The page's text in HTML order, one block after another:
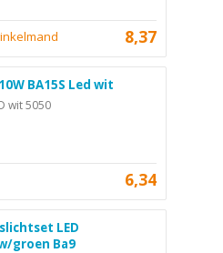
8,37
BA15S Led wit
wit 5050
6,34
LED
groen Ba9